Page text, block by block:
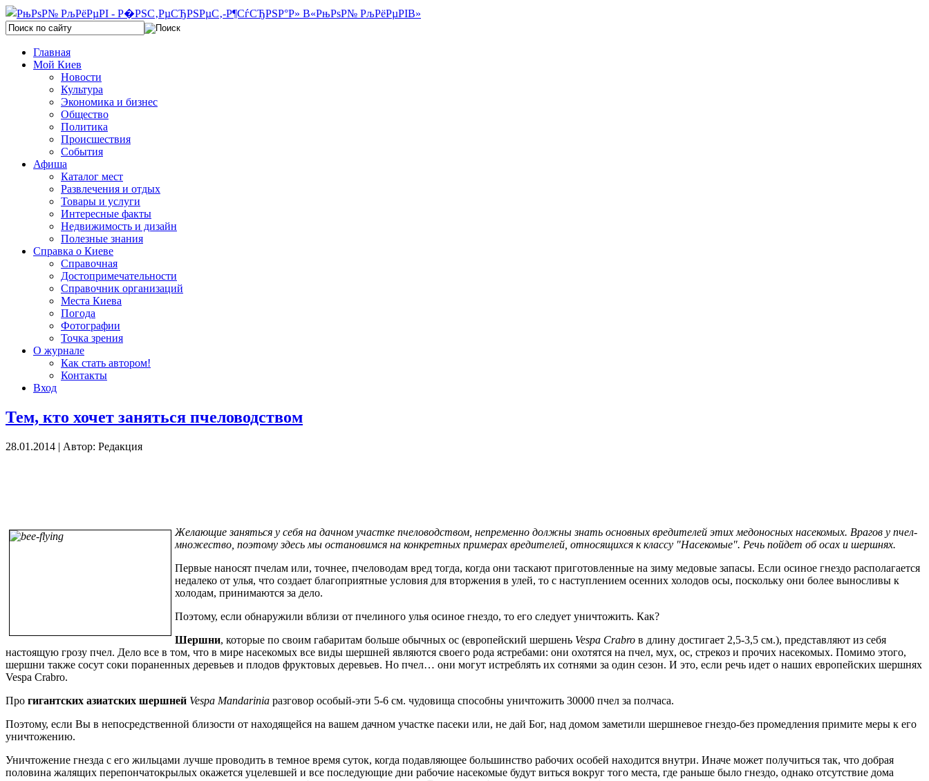
Главная
Мой Киев
Новости
Культура
Экономика и бизнес
Общество
Политика
Происшествия
События
Афиша
Каталог мест
Развлечения и отдых
Товары и услуги
Интересные факты
Недвижимость и дизайн
Полезные знания
Справка о Киеве
Справочная
Достопримечательности
Справочник организаций
Места Киева
Погода
Фотографии
Точка зрения
О журнале
Как стать автором!
Контакты
Вход
Тем, кто хочет заняться пчеловодством
28.01.2014 | Автор: Редакция
Желающие заняться у себя на дачном участке пчеловодством, непременно должны знать основных вредителей этих медоносных насекомых. Врагов у пчел-
множество, поэтому здесь мы остановимся на конкретных примерах вредителей, относящихся к классу "Насекомые". Речь пойдет об осах и шершнях.
Первые наносят пчелам или, точнее, пчеловодам вред тогда, когда они таскают приготовленные на зиму медовые запасы. Если осиное гнездо располагается
недалеко от улья, что создает благоприятные условия для вторжения в улей, то с наступлением осенних холодов осы, поскольку они более выносливы к
холодам, принимаются за дело.
Поэтому, если обнаружили вблизи от пчелиного улья осиное гнездо, то его следует уничтожить. Как?
Шершни, которые по своим габаритам больше обычных ос (европейский шершень Vespa Crabro в длину достигает 2,5-3,5 см.), представляют из себя
настоящую грозу пчел. Дело все в том, что в мире насекомых все виды шершней являются своего рода ястребами: они охотятся на пчел, мух, ос, стрекоз и прочих насекомых. Помимо этого,
шершни также сосут соки пораненных деревьев и плодов фруктовых деревьев. Но пчел… они могут истреблять их сотнями за один сезон. И это, если речь идет о наших европейских шершнях
Vespa Crabro.
Про гигантских азиатских шершней Vespa Mandarinia разговор особый-эти 5-6 см. чудовища способны уничтожить 30000 пчел за полчаса.
Поэтому, если Вы в непосредственной близости от находящейся на вашем дачном участке пасеки или, не дай Бог, над домом заметили шершневое гнездо-без промедления примите меры к его
уничтожению.
Уничтожение гнезда с его жильцами лучше проводить в темное время суток, когда подавляющее большинство рабочих особей находится внутри. Иначе может получиться так, что добрая
половина жалящих перепончатокрылых окажется уцелевшей и все последующие дни рабочие насекомые будут виться вокруг того места, где раньше было гнездо, однако отсутствие дома